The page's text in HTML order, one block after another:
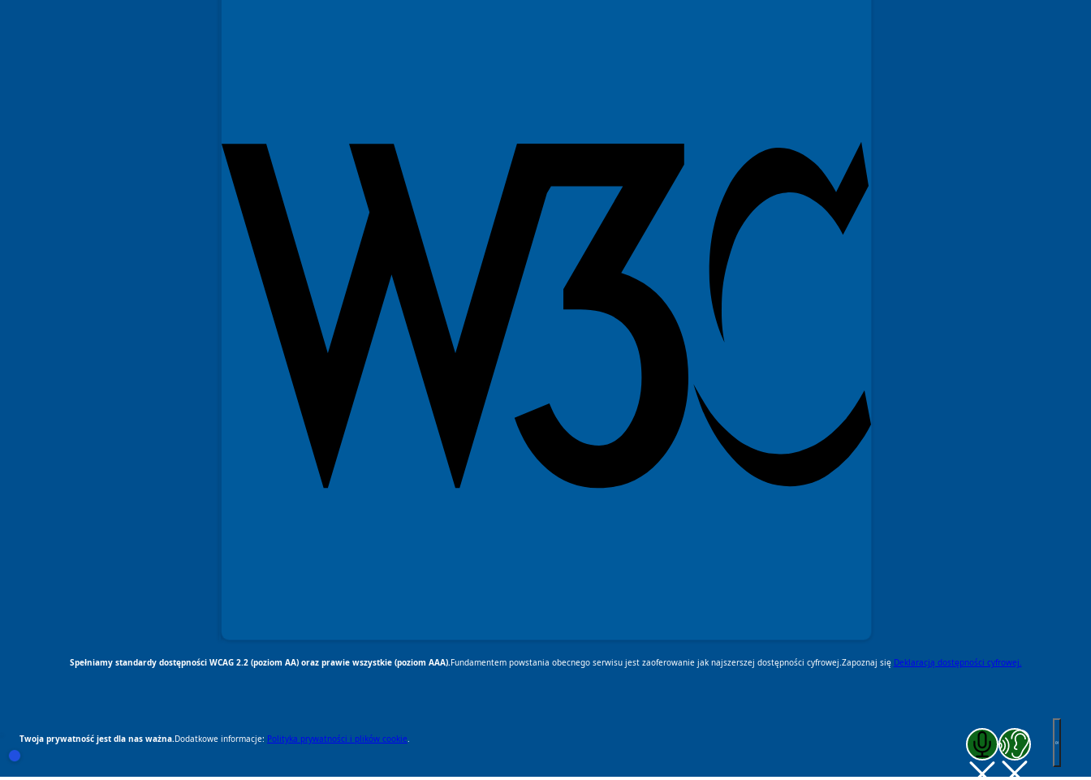
Otwórz ustawienia zgód cookie i zgód RODO
Zakończ komunikację głosową
Zakończ czytanie pod
Spełniamy standardy dostępności WCAG 2.2 (poziom AA) oraz prawie wszystkie (poziom AAA).Fundamentem powstania obecnego serwisu jest zaoferowanie jak najszerszej dostępności cyfrowej. Zapoznaj się Deklaracją dostępności cyfrowej.
RODO Zgodne
RODO przyjazne narzędzia
Twoja prywatność jest dla nas ważna.Dodatkowe informacje: Polityka prywatności i plików cookie